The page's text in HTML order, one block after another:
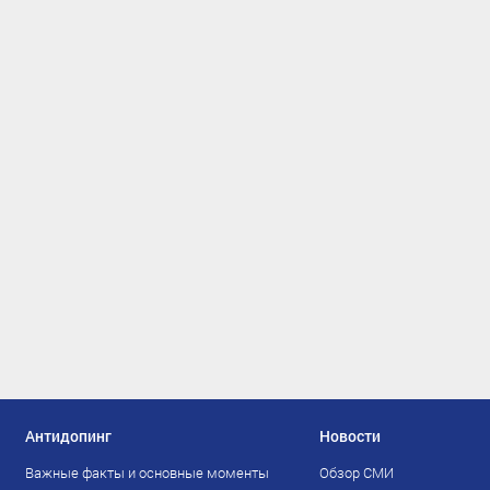
Антидопинг
Важные факты и основные моменты
Новости
Обзор СМИ